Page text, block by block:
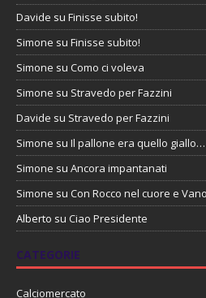
Davide su Finisse subito!
Simone su Finisse subito!
Simone su Como ci voleva
Simone su Stravedo per Fazzini
Davide su Stravedo per Fazzini
Simone su Il pallone era quello giallo…
Simone su Ancora impantanati
Simone su Con Rocco nel cuore e
Alberto su Ciao Presidente
CATEGORIE
Calciomercato